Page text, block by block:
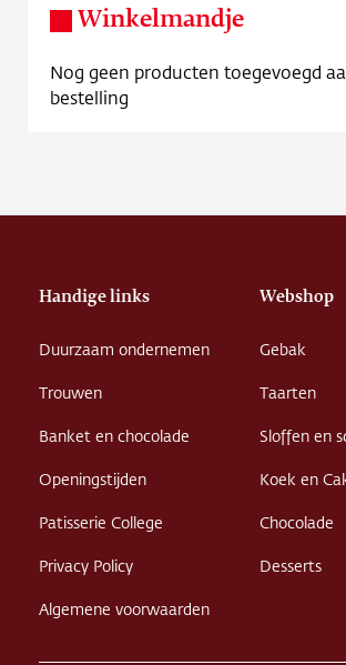
Winkelmandje
Nog geen producten toegevoegd
bestelling
Handige links
Duurzaam ondernemen
Trouwen
Banket en chocolade
Openingstijden
Patisserie College
Privacy Policy
Algemene voorwaarden
Webshop
Gebak
Taarten
Sloffen en
Koek en
Chocolade
Desserts